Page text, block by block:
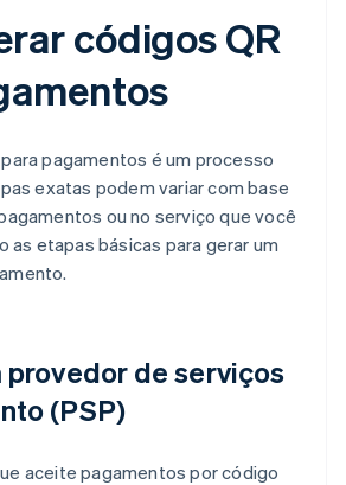
códigos QR
pagamentos é um processo
exatas podem variar com base
ou no serviço que você
as etapas básicas para gerar um
provedor de serviços
(PSP)
aceite pagamentos por código